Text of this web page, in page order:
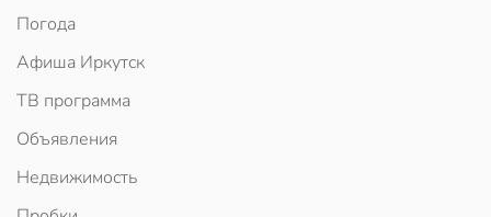
Погода
Афиша Иркутск
ТВ программа
Объявления
Недвижимость